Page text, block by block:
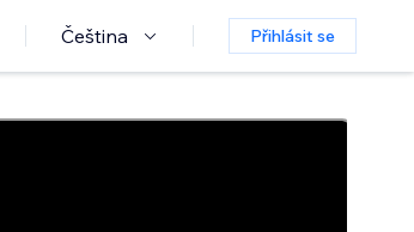
Čeština Přihlásit se